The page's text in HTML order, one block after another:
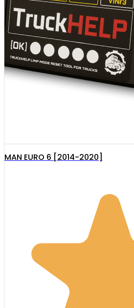
MAN EURO 6 [2014-2020]